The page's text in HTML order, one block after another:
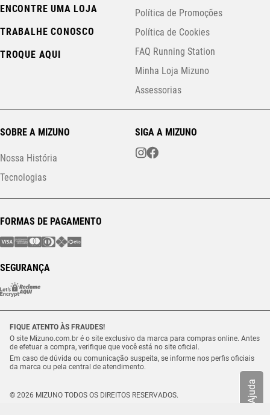
Ajuda
ENCONTRE UMA LOJA
TRABALHE CONOSCO
TROQUE AQUI
Política de Promoções
Política de Cookies
FAQ Running Station
Minha Loja Mizuno
Assessorias
SOBRE A MIZUNO
Nossa História
Tecnologias
SIGA A MIZUNO
FORMAS DE PAGAMENTO
SEGURANÇA
FIQUE ATENTO ÀS FRAUDES!
O site Mizuno.com.br é o site exclusivo da marca para compras online. Antes
de efetuar a compra, verifique que você está no site oficial.
Em caso de dúvida ou comunicação suspeita, se informe nos perfis oficiais
da marca ou pela central de atendimento.
© 2026 MIZUNO TODOS OS DIREITOS RESERVADOS.